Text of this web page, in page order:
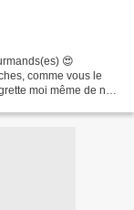
comme vous le
moi même de ne